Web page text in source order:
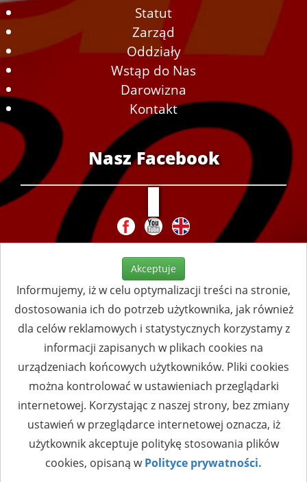
Statut
Zarząd
Oddziały
Wstąp do Nas
Darowizna
Kontakt
Nasz Facebook
Akceptuje
Informujemy, iż w celu optymalizacji treści na stronie,
dostosowania ich do potrzeb użytkownika, jak również
dla celów reklamowych i statystycznych korzystamy z
informacji zapisanych w plikach cookies na
urządzeniach końcowych użytkowników. Pliki cookies
można kontrolować w ustawieniach przeglądarki
internetowej. Korzystając z naszej strony, bez zmiany
ustawień w przeglądarce internetowej oznacza, iż
użytkownik akceptuje politykę stosowania plików
cookies, opisaną wPolityce prywatności.